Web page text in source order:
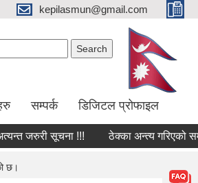
kepilasmun@gmail.com
सम्पर्क डिजिटल प्रोफाइल
सूचना !!! ठेक्का अन्त्य गरिएको सम्बन्धी
छ।